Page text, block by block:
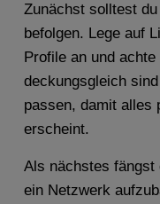
Zunächst solltest
befolgen. Lege auf
Profile an und
deckungsgleich
passen, damit alles
erscheint.
Als nächstes fängst
ein Netzwerk